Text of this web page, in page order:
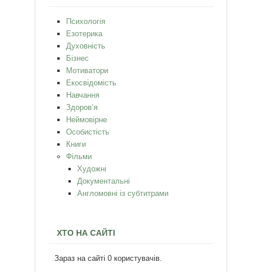
Психологія
Езотерика
Духовність
Бізнес
Мотиватори
Екосвідомість
Навчання
Здоров’я
Неймовірне
Особистість
Книги
Фільми
Художні
Документальні
Англомовні із субтитрами
ХТО НА САЙТІ
Зараз на сайті 0 користувачів.